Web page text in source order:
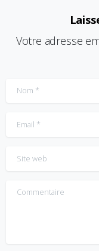
Votre adresse
Nom*
Email*
Site web
Commentaire